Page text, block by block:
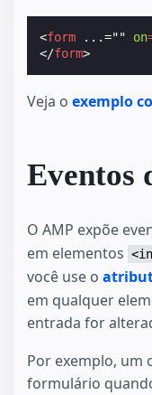
<form ...="" on
</form>
Veja o exemplo
Eventos
O AMP expõe
em elementos
você use o
em qualquer
entrada for
Por exemplo, um
formulário